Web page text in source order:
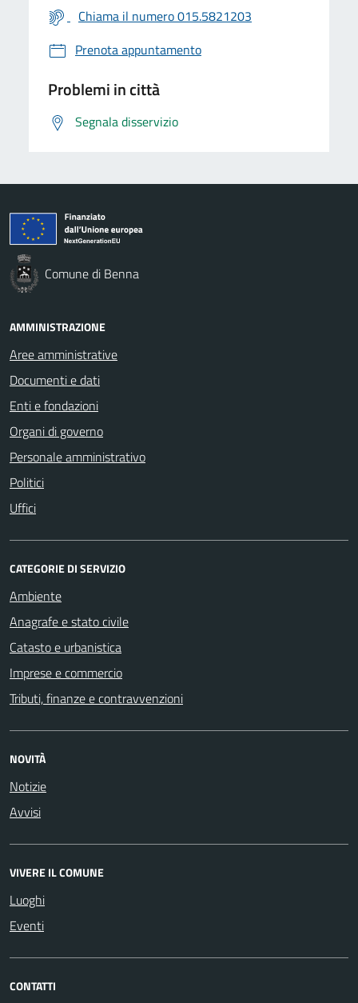
Chiama il numero 015.5821203
Prenota appuntamento
Problemi in città
Segnala disservizio
Comune di Benna
AMMINISTRAZIONE
Aree amministrative
Documenti e dati
Enti e fondazioni
Organi di governo
Personale amministrativo
Politici
Uffici
CATEGORIE DI SERVIZIO
Ambiente
Anagrafe e stato civile
Catasto e urbanistica
Imprese e commercio
Tributi, finanze e contravvenzioni
NOVITÀ
Notizie
Avvisi
VIVERE IL COMUNE
Luoghi
Eventi
CONTATTI